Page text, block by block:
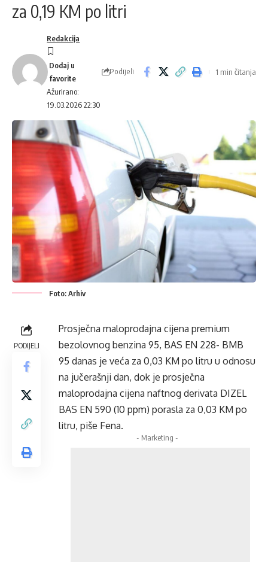
za 0,19 KM po litri
Ažurirano:
19.03.2026 22:30
Redakcija
Podijeli 1 min čitanja
Foto: Arhiv
PODIJELI
Prosječna maloprodajna cijena premium
bezolovnog benzina 95, BAS EN 228- BMB
95 danas je veća za 0,03 KM po litru u odnosu
na jučerašnji dan, dok je prosječna
maloprodajna cijena naftnog derivata DIZEL
BAS EN 590 (10 ppm) porasla za 0,03 KM po
litru, piše Fena.
- Marketing -